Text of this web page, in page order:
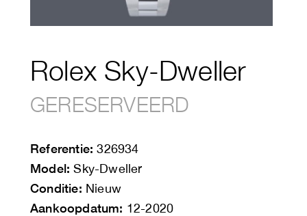
Rolex Sky-Dweller
GERESERVEERD
Referentie: 326934
Model: Sky-Dweller
Conditie: Nieuw
Aankoopdatum: 12-2020